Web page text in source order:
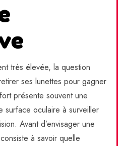
très élevée, la question
ses lunettes pour gagner
présente souvent une
surface oculaire à surveiller
Avant d’envisager une
à savoir quelle